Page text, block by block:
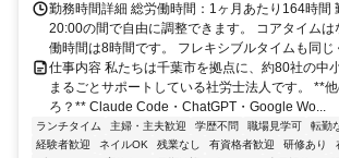
勤務時間詳細 総労働時間：1ヶ月あたり164時間
20:00の間で自由に調整できます。 コアタイム
働時間は8時間です。 フレキシブルタイムも同じ
仕事内容 私たちは千葉市を拠点に、約80社の中
まるごとサポートしている社労士法人です。 **
ろ？** Claude Code・ChatGPT・Google Wo...
ランチタイム 主婦・主夫歓迎 学歴不問 職場見学可 転勤
経験者歓迎
ネイルOK 残業なし 有資格者歓迎 研修あり